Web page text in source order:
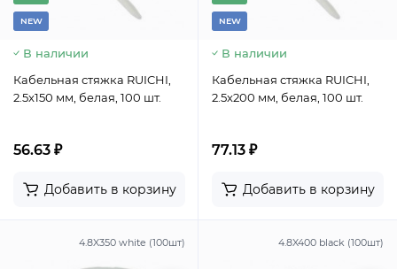
NEW
В наличии
Кабельная стяжка RUICHI,
2.5x150 мм, белая, 100 шт.
56.63 ₽
Добавить в корзину
NEW
В наличии
Кабельная стяжка RUICHI,
2.5x200 мм, белая, 100 шт.
77.13 ₽
Добавить в корзину
4.8X350 white (100шт) 4.8X400 black (100шт)